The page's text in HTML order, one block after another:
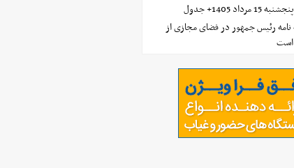
1405+ جدول
رئیس جمهور در فضای مجازی از